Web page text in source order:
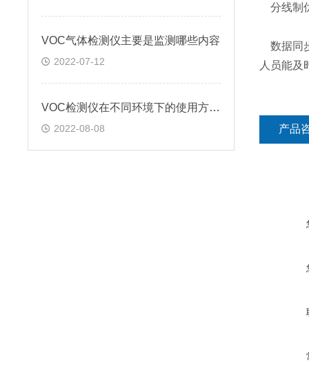
VOC气体检测仪主要是监测哪些内容
2022-07-12
VOC检测仪在不同环境下的使用方法?
2022-08-08
分线制
数据同
人员能及
产品